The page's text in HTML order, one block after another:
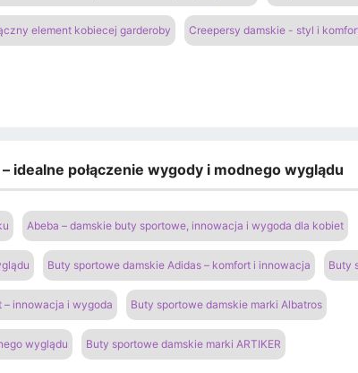
element kobiecej garderoby Creepersy damskie - styl i
idealne połączenie wygody i modnego wyglądu
Abeba – damskie buty sportowe, innowacja i wygoda dla kobiet
Buty sportowe damskie Adidas – komfort i innowacja Buty
– innowacja i wygoda Buty sportowe damskie marki Albatros
wyglądu Buty sportowe damskie marki ARTIKER